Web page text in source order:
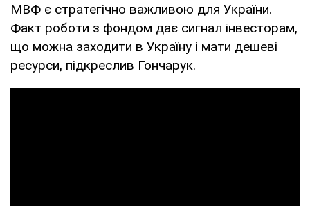
МВФ є стратегічно важливою для України.
Факт роботи з фондом дає сигнал інвесторам,
що можна заходити в Україну і мати дешеві
ресурси, підкреслив Гончарук.